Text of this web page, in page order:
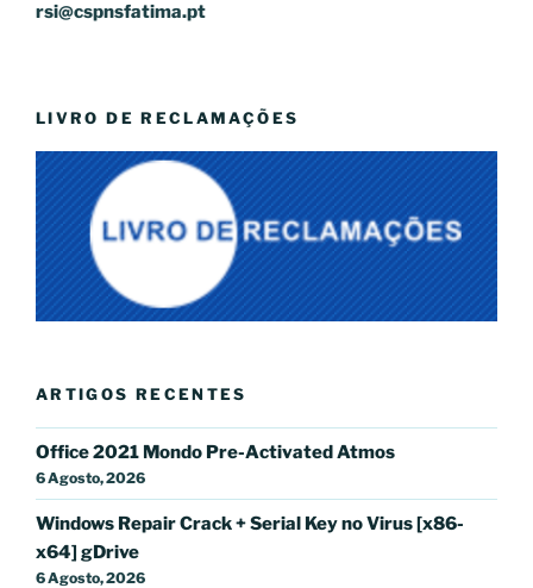
rsi@cspnsfatima.pt
LIVRO DE RECLAMAÇÕES
ARTIGOS RECENTES
Office 2021 Mondo Pre-Activated Atmos
6 Agosto, 2026
Windows Repair Crack + Serial Key no Virus [x86-
x64] gDrive
6 Agosto, 2026